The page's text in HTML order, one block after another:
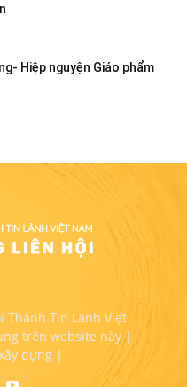
Hiệp nguyện Giáo phẩm
Thánh Tin Lành Việt
trên website này |
dựng |